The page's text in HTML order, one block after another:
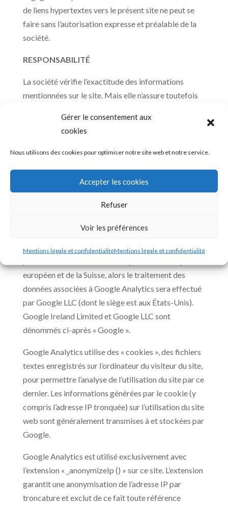
Gérer le consentement aux
cookies
Nous utilisons des cookies pour optimiser notre site web et notre service.
Accepter les cookies
Refuser
Voir les préférences
Mentions légale et confidentialitéMentions légale et confidentialité
de liens hypertextes vers le présent site ne peut se
faire sans l’autorisation expresse et préalable de la
société.
RESPONSABILITÉ
La société vérifie l’exactitude des informations
mentionnées sur le site. Mais elle n’assure toutefois
contenu de ce site et ne saurait voir sa responsabilité
engagée au titre d’un quelconque dommage
résultant directement ou indirectement de
AVIS IMPORTANT CONCERNANT LE TRAITEMENT
web fourni par Google Ireland Limited. Si l’organe
responsable du traitement des données recueillies
européen et de la Suisse, alors le traitement des
données associées à Google Analytics sera effectué
par Google LLC (dont le siège est aux États-Unis).
Google Ireland Limited et Google LLC sont
dénommés ci-après « Google ».
Google Analytics utilise des « cookies », des fichiers
textes enregistrés sur l’ordinateur du visiteur du site,
pour permettre l’analyse de l’utilisation du site par ce
dernier. Les informations générées par le cookie (y
compris l’adresse IP tronquée) sur l’utilisation du site
web sont généralement transmises à et stockées par
Google.
Google Analytics est utilisé exclusivement avec
l’extension « _anonymizeIp () » sur ce site. L’extension
garantit une anonymisation de l’adresse IP par
troncature et exclut de ce fait toute référence